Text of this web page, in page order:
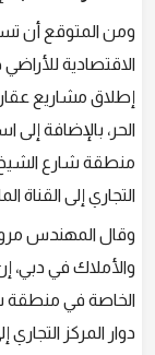
ومن المتوقع أن
الاقتصادية
إطلاق مشاريع
الحر، بالإضافة
منطقة شارع الشيخ
التجاري إلى القناة
وقال المهندس
والأملاك في دبي،
الخاصة في منطقة
دوار المركز التجاري